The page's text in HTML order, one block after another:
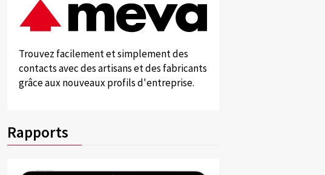
Trouvez facilement et simplement des
contacts avec des artisans et des fabricants
grâce aux nouveaux profils d'entreprise.
Rapports